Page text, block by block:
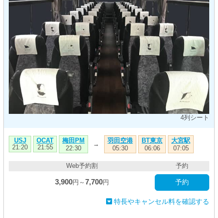
4列シート
USJ
21:20
OCAT
21:55
梅田PM
22:30
→
羽田空港
05:30
BT東京
06:06
大宮駅
07:05
Web予約割
3,900円～ 7,700円
予約
予約
特長やキャンセル料を確認する